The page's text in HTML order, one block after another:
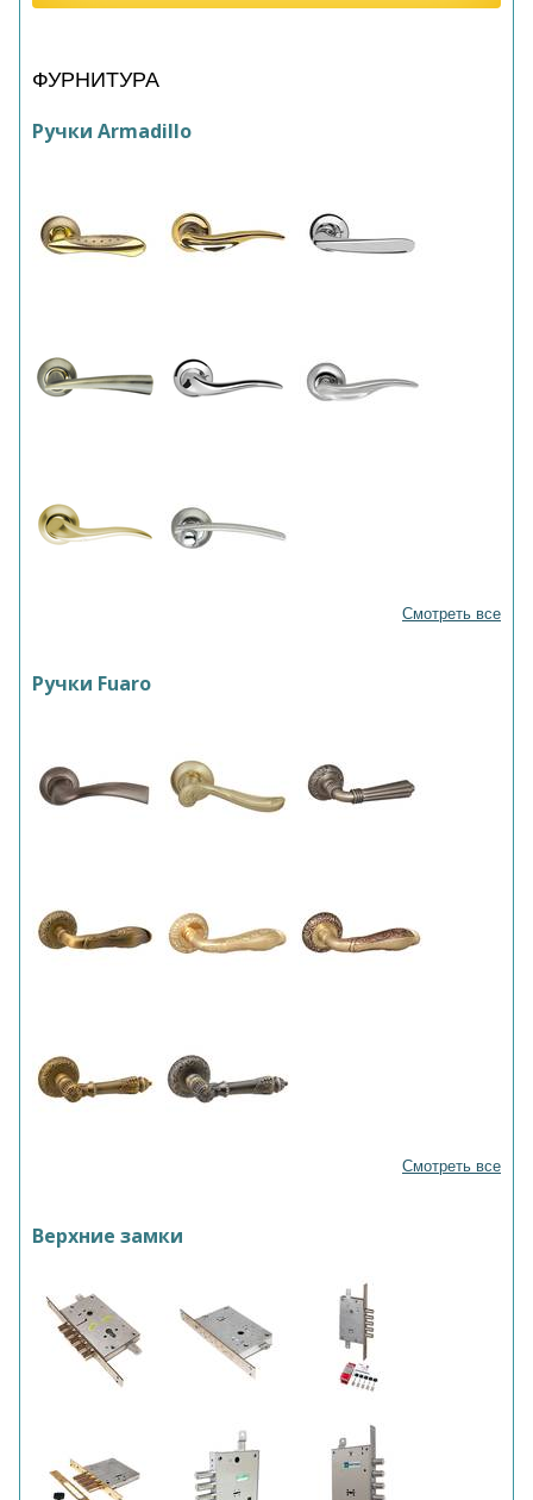
ФУРНИТУРА
Ручки Armadillo
Смотреть все
Ручки Fuaro
Смотреть все
Верхние замки